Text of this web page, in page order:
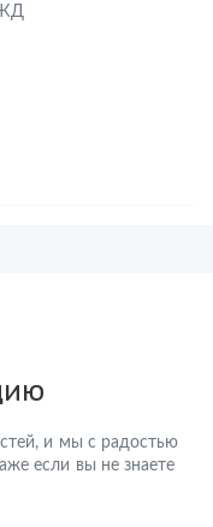
и мы с радостью
если вы не знаете